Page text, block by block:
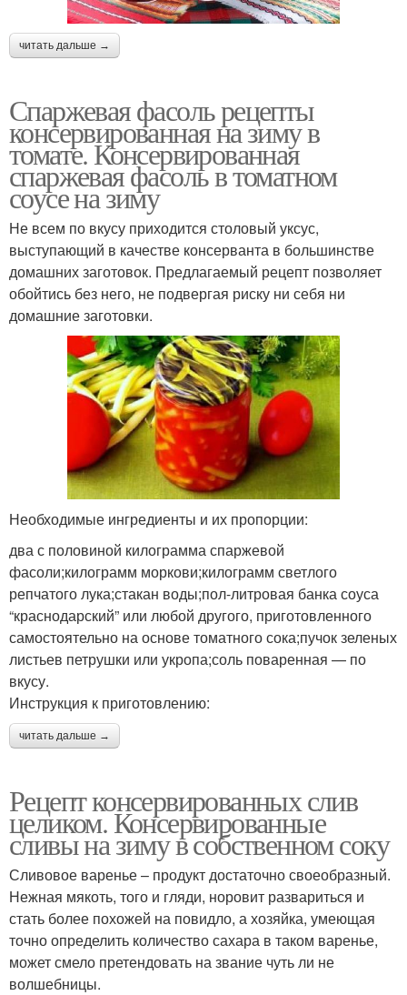
читать дальше →
Спаржевая фасоль рецепты
консервированная на зиму в
томате. Консервированная
спаржевая фасоль в томатном
соусе на зиму
Не всем по вкусу приходится столовый уксус,
выступающий в качестве консерванта в большинстве
домашних заготовок. Предлагаемый рецепт позволяет
обойтись без него, не подвергая риску ни себя ни
домашние заготовки.
Необходимые ингредиенты и их пропорции:
два с половиной килограмма спаржевой
фасоли;килограмм моркови;килограмм светлого
репчатого лука;стакан воды;пол-литровая банка соуса
“краснодарский” или любой другого, приготовленного
самостоятельно на основе томатного сока;пучок зеленых
листьев петрушки или укропа;соль поваренная — по
вкусу.
Инструкция к приготовлению:
читать дальше →
Рецепт консервированных слив
целиком. Консервированные
сливы на зиму в собственном соку
Сливовое варенье – продукт достаточно своеобразный.
Нежная мякоть, того и гляди, норовит развариться и
стать более похожей на повидло, а хозяйка, умеющая
точно определить количество сахара в таком варенье,
может смело претендовать на звание чуть ли не
волшебницы.